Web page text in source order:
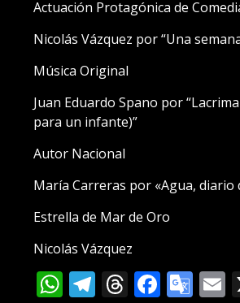
Actuación Protagónica de
Nicolás Vázquez por “Una
Música Original
Juan Eduardo Spano por
para un infante)”
Autor Nacional
María Carreras por «Agua, diario
Estrella de Mar de Oro
Nicolás Vázquez
WhatsApp
Telegram
Threads